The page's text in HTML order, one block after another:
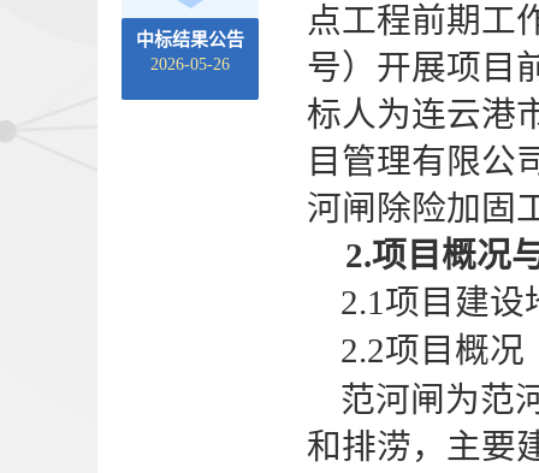
中标结果公告
2026-05-26
点工程前期工
号） 开展项目
标人为连云港
目管理有限公
河闸除险加固
2.项目概况
2.1 项目建设
2.2项目概况
范河闸为范
和排涝，主要